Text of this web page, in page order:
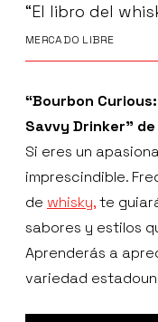
“El libro del
MERCADO LIBRE
“Bourbon
Savvy Drinker”
Si eres un
imprescindible.
de whisky,te
sabores y estilos
Aprenderás a
variedad